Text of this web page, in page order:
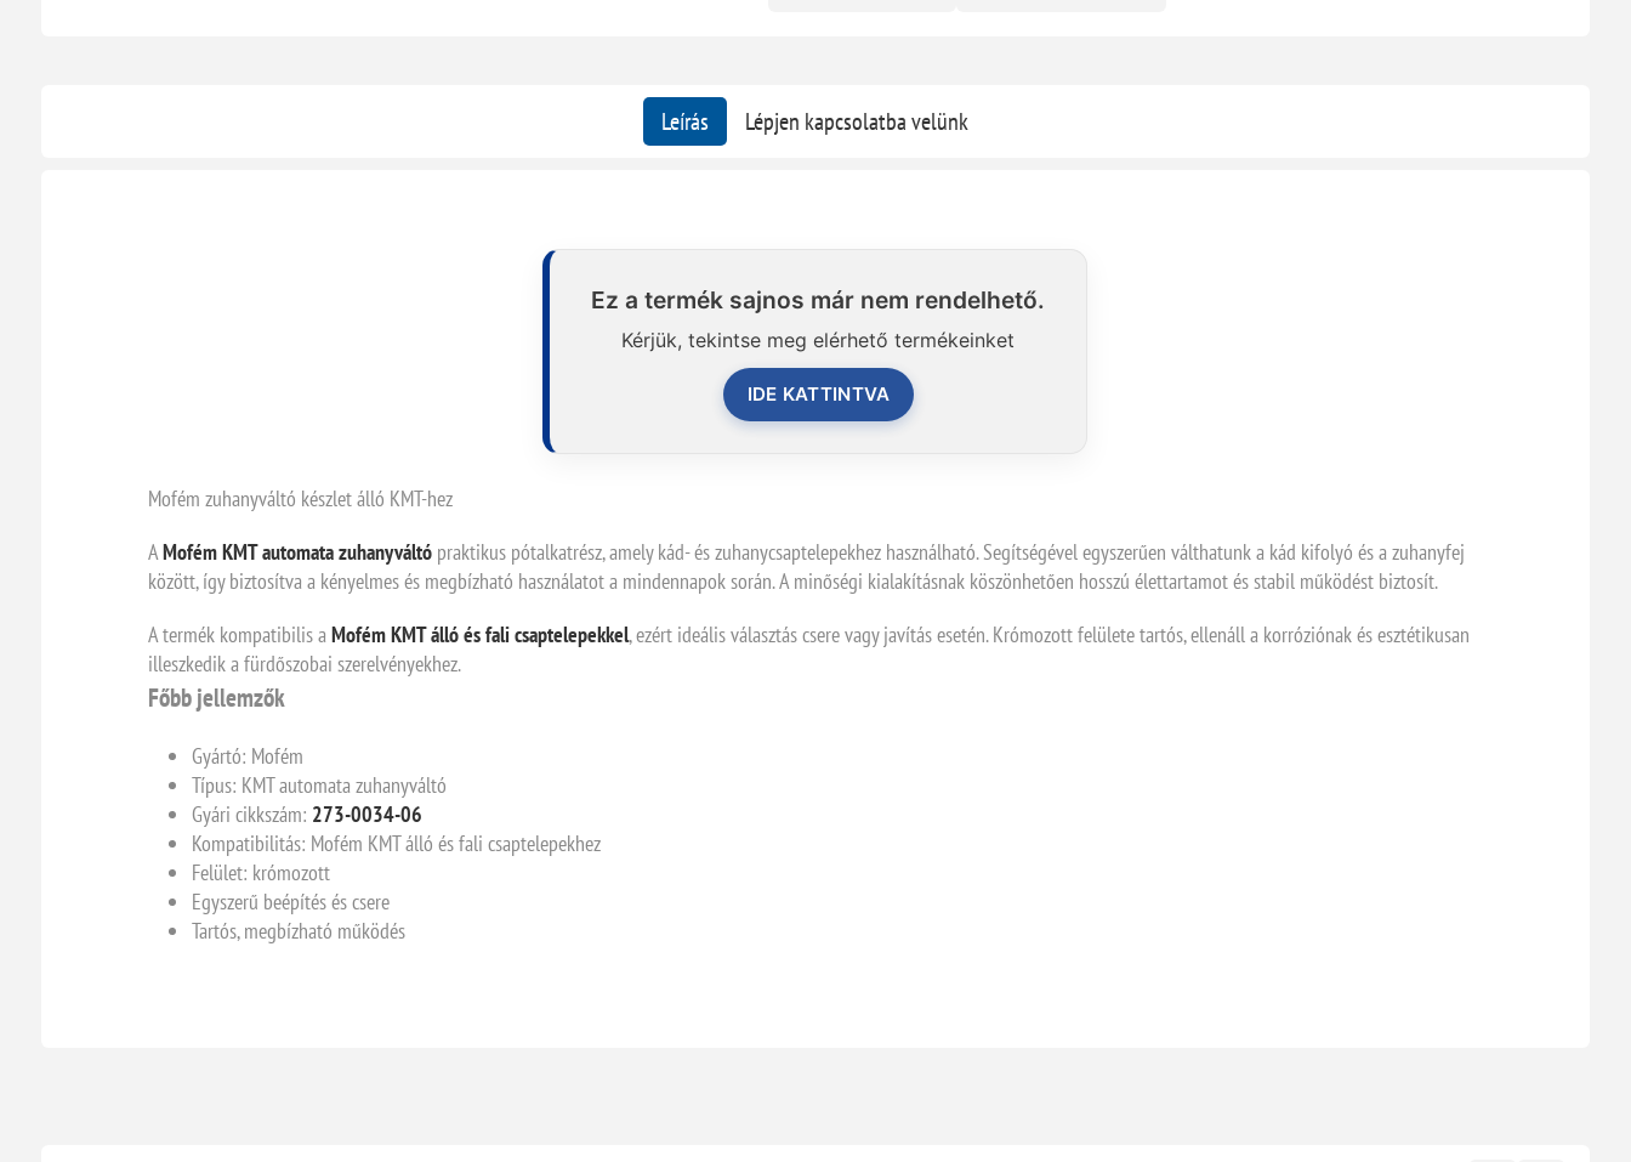
Leírás Lépjen kapcsolatba velünk
Ez a termék sajnos már nem rendelhető.
Kérjük, tekintse meg elérhető termékeinket
IDE KATTINTVA
Mofém zuhanyváltó készlet álló KMT-hez
AMofém KMT automata zuhanyváltópraktikus pótalkatrész, amely kád- és zuhanycsaptelepekhez használható. Segítségével egyszerűen válthatunk a kád kifolyó és a zuhanyfej
között, így biztosítva a kényelmes és megbízható használatot a mindennapok során. A minőségi kialakításnak köszönhetően hosszú élettartamot és stabil működést biztosít.
A termék kompatibilis aMofém KMT álló és fali csaptelepekkel, ezért ideális választás csere vagy javítás esetén. Krómozott felülete tartós, ellenáll a korróziónak és esztétikusan
illeszkedik a fürdőszobai szerelvényekhez.
Főbb jellemzők
Gyártó: Mofém
Típus: KMT automata zuhanyváltó
Gyári cikkszám: 273-0034-06
Kompatibilitás: Mofém KMT álló és fali csaptelepekhez
Felület: krómozott
Egyszerű beépítés és csere
Tartós, megbízható működés